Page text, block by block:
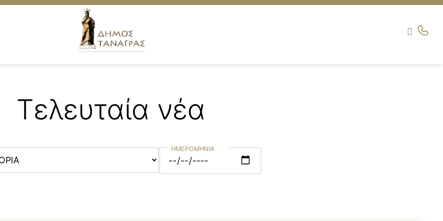
Τελευταία νέα
ΗΜΕΡΟΜΗΝΙΑ